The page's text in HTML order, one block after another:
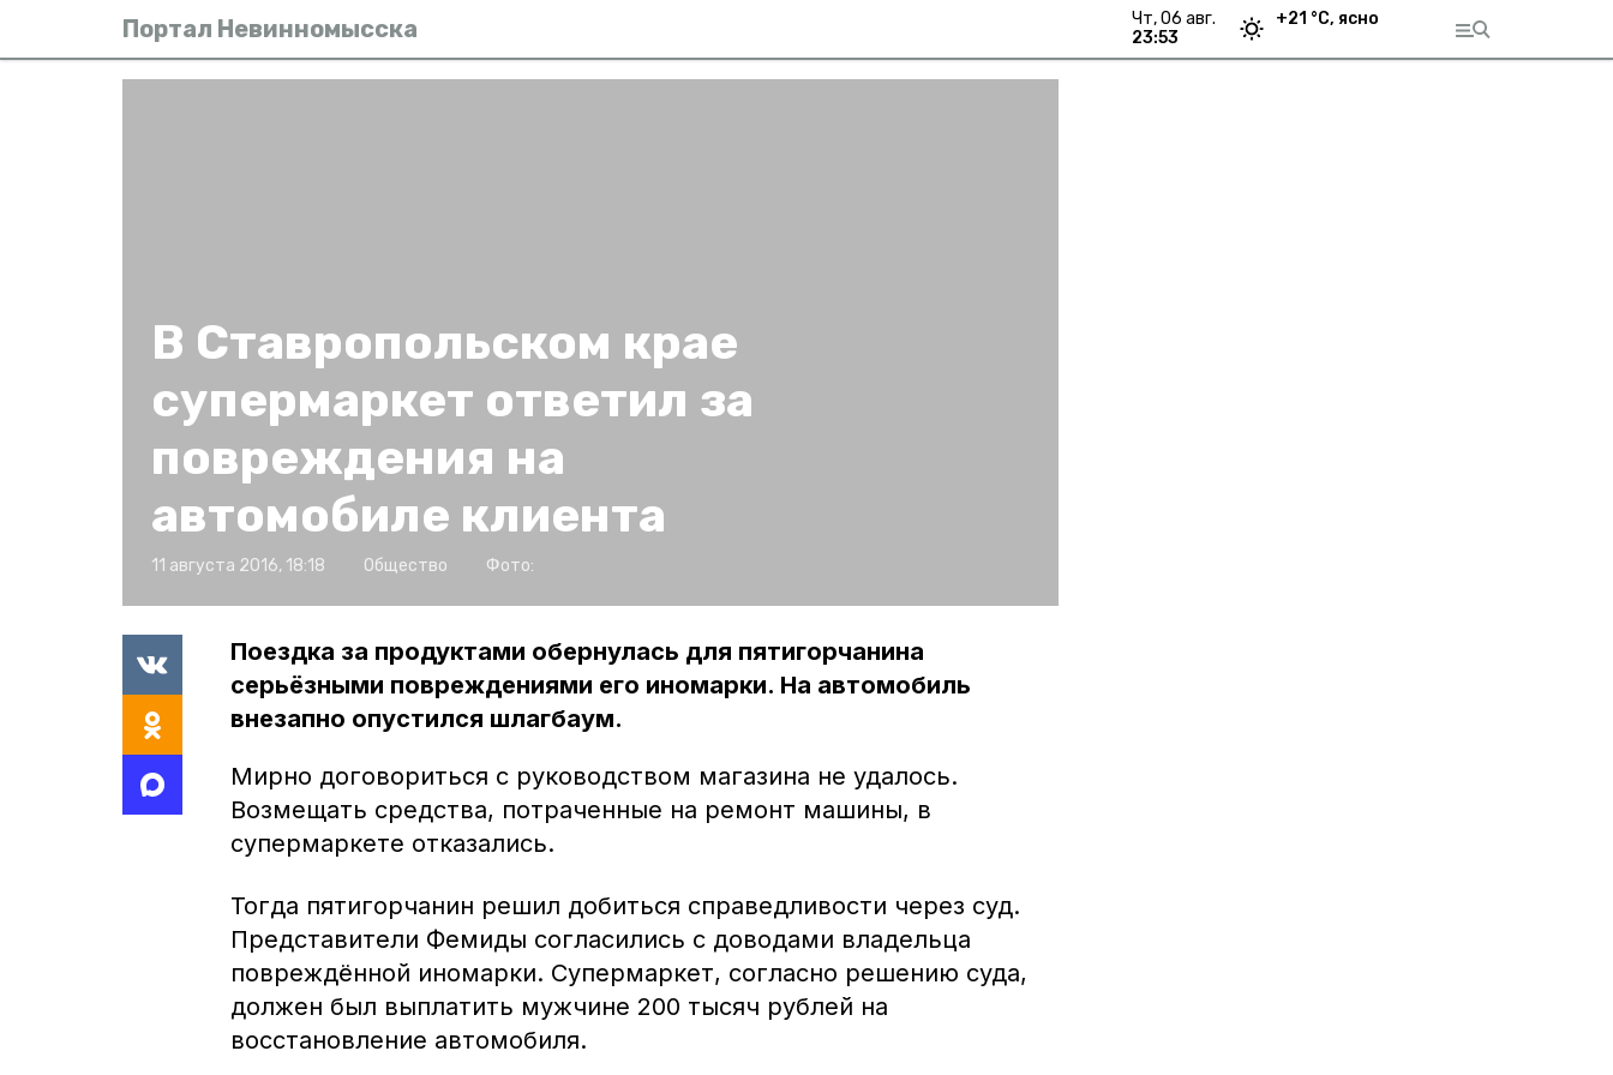
Портал Невинномысска
чт, 06 авг.
23:53
+21 °С, ясно
В Ставропольском крае
супермаркет ответил за
повреждения на
автомобиле клиента
11 августа 2016, 18:18 Общество Фото:
Поездка за продуктами обернулась для пятигорчанина
серьёзными повреждениями его иномарки. На автомобиль
внезапно опустился шлагбаум.
Мирно договориться с руководством магазина не удалось.
Возмещать средства, потраченные на ремонт машины, в
супермаркете отказались.
Тогда пятигорчанин решил добиться справедливости через суд.
Представители Фемиды согласились с доводами владельца
повреждённой иномарки. Супермаркет, согласно решению суда,
должен был выплатить мужчине 200 тысяч рублей на
восстановление автомобиля.